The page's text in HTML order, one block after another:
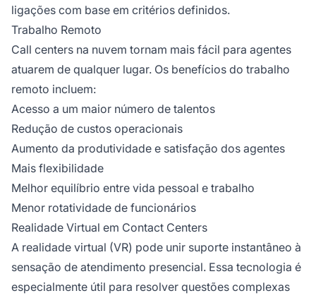
ligações com base em critérios definidos.
Trabalho Remoto
Call centers na nuvem tornam mais fácil para agentes
atuarem de qualquer lugar. Os benefícios do trabalho
remoto incluem:
Acesso a um maior número de talentos
Redução de custos operacionais
Aumento da produtividade e satisfação dos agentes
Mais flexibilidade
Melhor equilíbrio entre vida pessoal e trabalho
Menor rotatividade de funcionários
Realidade Virtual em Contact Centers
A realidade virtual (VR) pode unir suporte instantâneo à
sensação de atendimento presencial. Essa tecnologia é
especialmente útil para resolver questões complexas